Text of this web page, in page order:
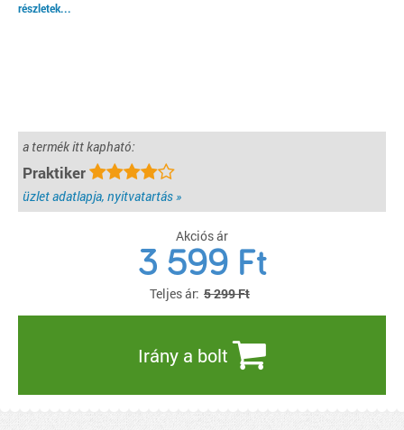
részletek...
a termék itt kapható:
Praktiker
üzlet adatlapja, nyitvatartás »
Akciós ár
3 599 Ft
Teljes ár: 5 299 Ft
Irány a bolt